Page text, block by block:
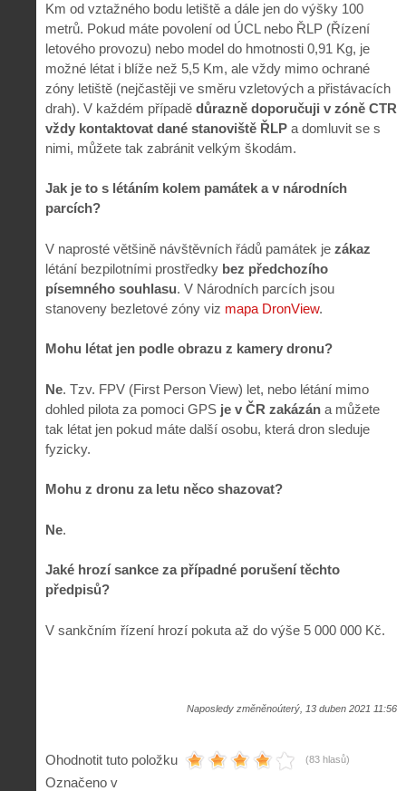
Km od vztažného bodu letiště a dále jen do výšky 100
metrů. Pokud máte povolení od ÚCL nebo ŘLP (Řízení
letového provozu) nebo model do hmotnosti 0,91 Kg, je
možné létat i blíže než 5,5 Km, ale vždy mimo ochrané
zóny letiště (nejčastěji ve směru vzletových a přistávacích
drah). V každém případě důrazně doporučuji v zóně CTR
vždy kontaktovat dané stanoviště ŘLP a domluvit se s
nimi, můžete tak zabránit velkým škodám.
Jak je to s létáním kolem památek a v národních
parcích?
V naprosté většině návštěvních řádů památek je zákaz
létání bezpilotními prostředky bez předchozího
písemného souhlasu. V Národních parcích jsou
stanoveny bezletové zóny viz mapa DronView.
Mohu létat jen podle obrazu z kamery dronu?
Ne. Tzv. FPV (First Person View) let, nebo létání mimo
dohled pilota za pomoci GPS je v ČR zakázán a můžete
tak létat jen pokud máte další osobu, která dron sleduje
fyzicky.
Mohu z dronu za letu něco shazovat?
Ne.
Jaké hrozí sankce za případné porušení těchto
předpisů?
V sankčním řízení hrozí pokuta až do výše 5 000 000 Kč.
Naposledy změněnoúterý, 13 duben 2021 11:56
Ohodnotit tuto položku (83 hlasů)
Označeno v